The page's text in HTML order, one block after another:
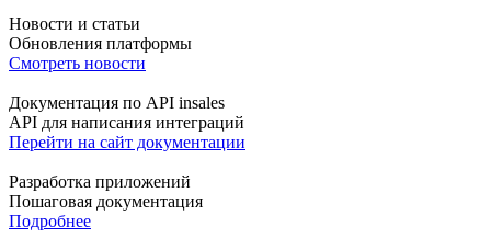
Новости и статьи
Обновления платформы
Смотреть новости
Документация по API insales
API для написания интеграций
Перейти на сайт документации
Разработка приложений
Пошаговая документация
Подробнее